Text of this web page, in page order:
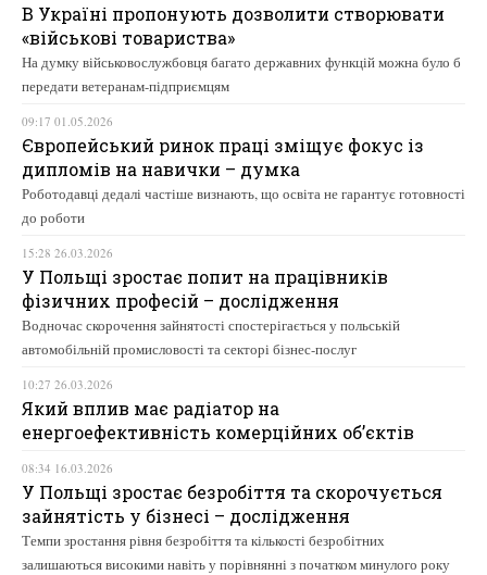
В Україні пропонують дозволити створювати
«військові товариства»
На думку військовослужбовця багато державних функцій можна було б
передати ветеранам-підприємцям
09:17 01.05.2026
Європейський ринок праці зміщує фокус із
дипломів на навички – думка
Роботодавці дедалі частіше визнають, що освіта не гарантує готовності
до роботи
15:28 26.03.2026
У Польщі зростає попит на працівників
фізичних професій – дослідження
Водночас скорочення зайнятості спостерігається у польській
автомобільній промисловості та секторі бізнес-послуг
10:27 26.03.2026
Який вплив має радіатор на
енергоефективність комерційних об’єктів
08:34 16.03.2026
У Польщі зростає безробіття та скорочується
зайнятість у бізнесі – дослідження
Темпи зростання рівня безробіття та кількості безробітних
залишаються високими навіть у порівнянні з початком минулого року